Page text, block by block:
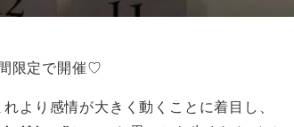
限定で開催♡
より感情が大きく動くことに着目し、